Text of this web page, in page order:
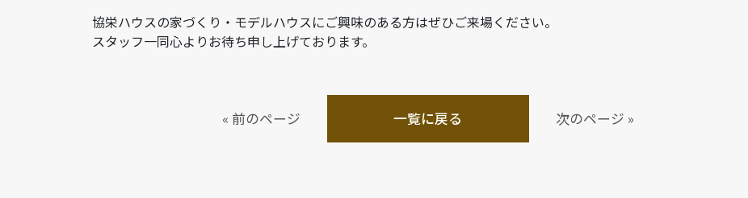
協栄ハウスの家づくり・モデルハウスにご興味のある方はぜひご来場ください。
スタッフ一同心よりお待ち申し上げております。
« 前のページ 一覧に戻る 次のページ »